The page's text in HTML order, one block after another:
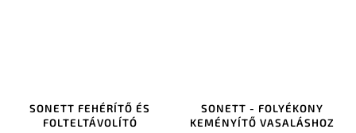
SONETT FEHÉRÍTŐ ÉS
FOLTELTÁVOLÍTÓ
SONETT - FOLYÉKONY
KEMÉNYÍTŐ VASALÁSHOZ